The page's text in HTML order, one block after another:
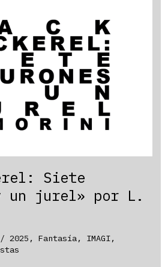
Siete
un jurel» por L.
/2025 ,Fantasía, IMAGI,